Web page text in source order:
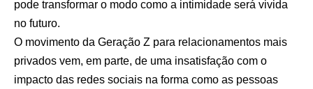
pode transformar o modo como a intimidade será vivida
no futuro.
O movimento da Geração Z para relacionamentos mais
privados vem, em parte, de uma insatisfação com o
impacto das redes sociais na forma como as pessoas